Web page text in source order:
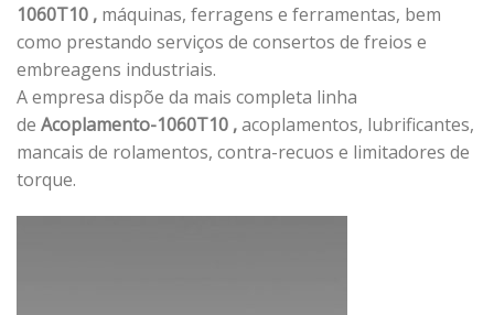
1060T10 , máquinas, ferragens e ferramentas, bem
como prestando serviços de consertos de freios e
embreagens industriais.
A empresa dispõe da mais completa linha
de Acoplamento-1060T10 ,acoplamentos, lubrificantes,
mancais de rolamentos, contra-recuos e limitadores de
torque.